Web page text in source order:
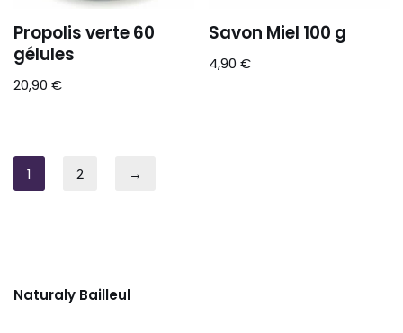
Propolis verte 60
gélules
20,90 €
Savon Miel 100 g
4,90€
1 2 →
Naturaly Bailleul